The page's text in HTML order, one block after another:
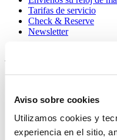
Aviso sobre cookies
Utilizamos cookies y
experiencia en el sitio,
Tarifas de servicio
Check & Reserve
Newsletter
Aviso sobre cookies
Condiciones de venta
Desistimiento del
Sistema de información